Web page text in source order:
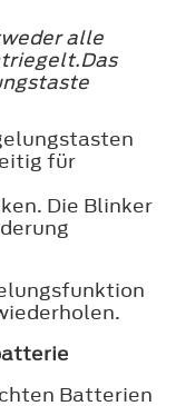
alle
für
Die Blinker
Batterien